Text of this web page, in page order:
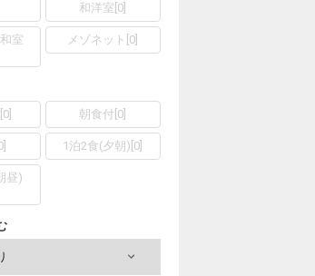
和洋室 0
室
メゾネット 0
0 朝食付 0
] 1泊2食(夕朝) 0
昼)